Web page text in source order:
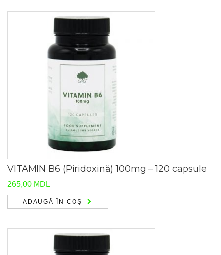
VITAMIN B6 (Piridoxină) 100mg – 120 capsule
265,00 MDL
ADAUGĂ ÎN COȘ